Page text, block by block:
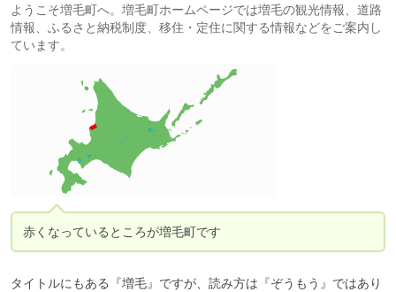
ようこそ増毛町へ。増毛町ホームページでは増毛の観光情報、道路
情報、ふるさと納税制度、移住・定住に関する情報などをご案内し
ています。
赤くなっているところが増毛町です
タイトルにもある『増毛』ですが、読み方は『ぞうもう』ではあり